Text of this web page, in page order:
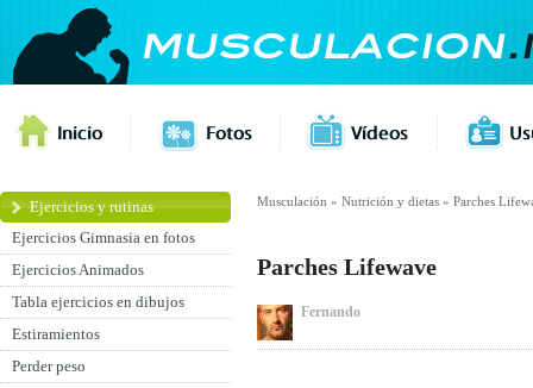
Ejercicios y rutinas
Ejercicios Gimnasia en fotos
Ejercicios Animados
Tabla ejercicios en dibujos
Estiramientos
Perder peso
Musculación » Nutrición y dietas » Parches
Parches Lifewave
Fernando